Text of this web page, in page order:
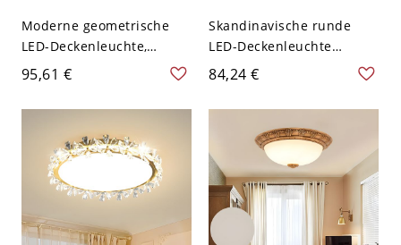
Moderne geometrische
LED-Deckenleuchte,
Deckenlampe mit
ineinandergreifenden
Ringen und einstellbarer
Schlafzimmer - 110V-120V
53,34 cm Warm
95,61 €
Skandinavische runde
LED-Deckenleuchte
(bündig), flache
minimalistische Leuchte
für Schlafzimmer und Flur
- Schwarz-weiß 110V-120V
40,64 cm
84,24 €